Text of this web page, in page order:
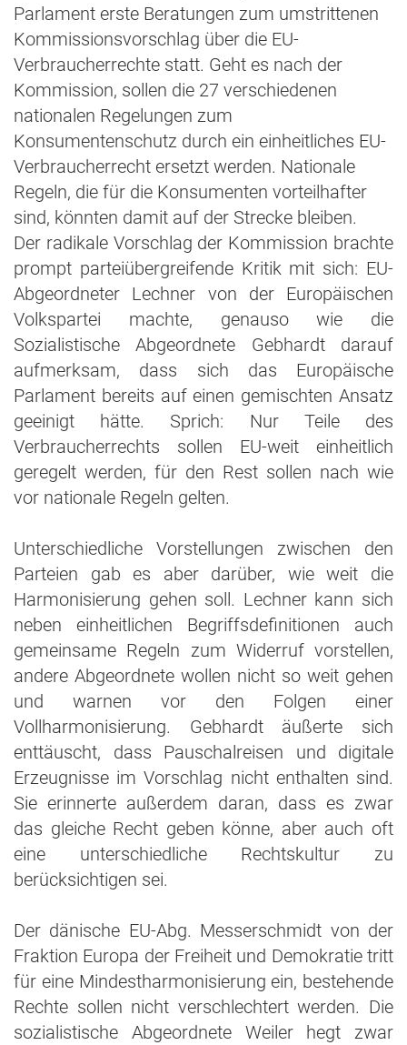
Parlament erste Beratungen zum umstrittenen
Kommissionsvorschlag über die EU-
Verbraucherrechte statt. Geht es nach der
Kommission, sollen die 27 verschiedenen
nationalen Regelungen zum
Konsumentenschutz durch ein einheitliches EU-
Verbraucherrecht ersetzt werden. Nationale
Regeln, die für die Konsumenten vorteilhafter
sind, könnten damit auf der Strecke bleiben.
Der radikale Vorschlag der Kommission brachte
prompt parteiübergreifende Kritik mit sich: EU-
Abgeordneter Lechner von der Europäischen
Volkspartei machte, genauso wie die
Sozialistische Abgeordnete Gebhardt darauf
aufmerksam, dass sich das Europäische
Parlament bereits auf einen gemischten Ansatz
geeinigt hätte. Sprich: Nur Teile des
Verbraucherrechts sollen EU-weit einheitlich
geregelt werden, für den Rest sollen nach wie
vor nationale Regeln gelten.
Unterschiedliche Vorstellungen zwischen den
Parteien gab es aber darüber, wie weit die
Harmonisierung gehen soll. Lechner kann sich
neben einheitlichen Begriffsdefinitionen auch
gemeinsame Regeln zum Widerruf vorstellen,
andere Abgeordnete wollen nicht so weit gehen
und warnen vor den Folgen einer
Vollharmonisierung. Gebhardt äußerte sich
enttäuscht, dass Pauschalreisen und digitale
Erzeugnisse im Vorschlag nicht enthalten sind.
Sie erinnerte außerdem daran, dass es zwar
das gleiche Recht geben könne, aber auch oft
eine unterschiedliche Rechtskultur zu
berücksichtigen sei.
Der dänische EU-Abg. Messerschmidt von der
Fraktion Europa der Freiheit und Demokratie tritt
für eine Mindestharmonisierung ein, bestehende
Rechte sollen nicht verschlechtert werden. Die
sozialistische Abgeordnete Weiler hegt zwar